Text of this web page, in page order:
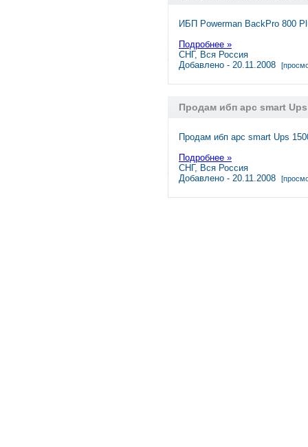
ИБП Powerman BackPro 800
Подробнее »
СНГ, Вся Россия
Добавлено - 20.11.2008
Продам ибп apc smart
Продам ибп apc smart Ups
Подробнее »
СНГ, Вся Россия
Добавлено - 20.11.2008